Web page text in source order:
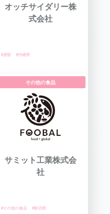
オッチサイダリー株
式会社
#酒類 #沖縄県
その他の食品
サミット工業株式会
社
#その他の食品 #新潟県